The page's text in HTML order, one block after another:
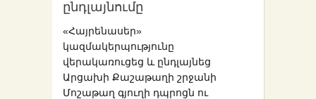
ընդլայնումը
«Հայրենասեր»
կազմակերպությունը
վերակառուցեց և ընդլայնեց
Արցախի Քաշաթաղի շրջանի
Մոշաթաղ գյուղի դպրոցն ու